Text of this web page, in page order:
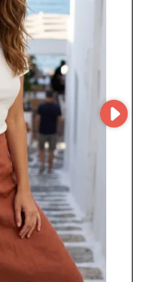
se adaptan a todos
mercado.